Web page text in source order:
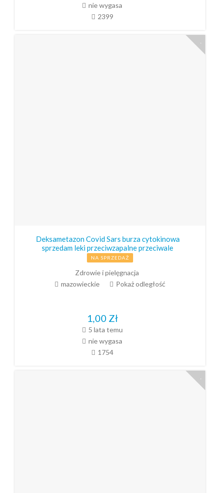
nie wygasa
2399
Deksametazon Covid Sars burza cytokinowa
sprzedam leki przeciwzapalne przeciwale
NA SPRZEDAŻ
Zdrowie i pielęgnacja
mazowieckie
Pokaż odległość
1,00 Zł
5 lata temu
nie wygasa
1754